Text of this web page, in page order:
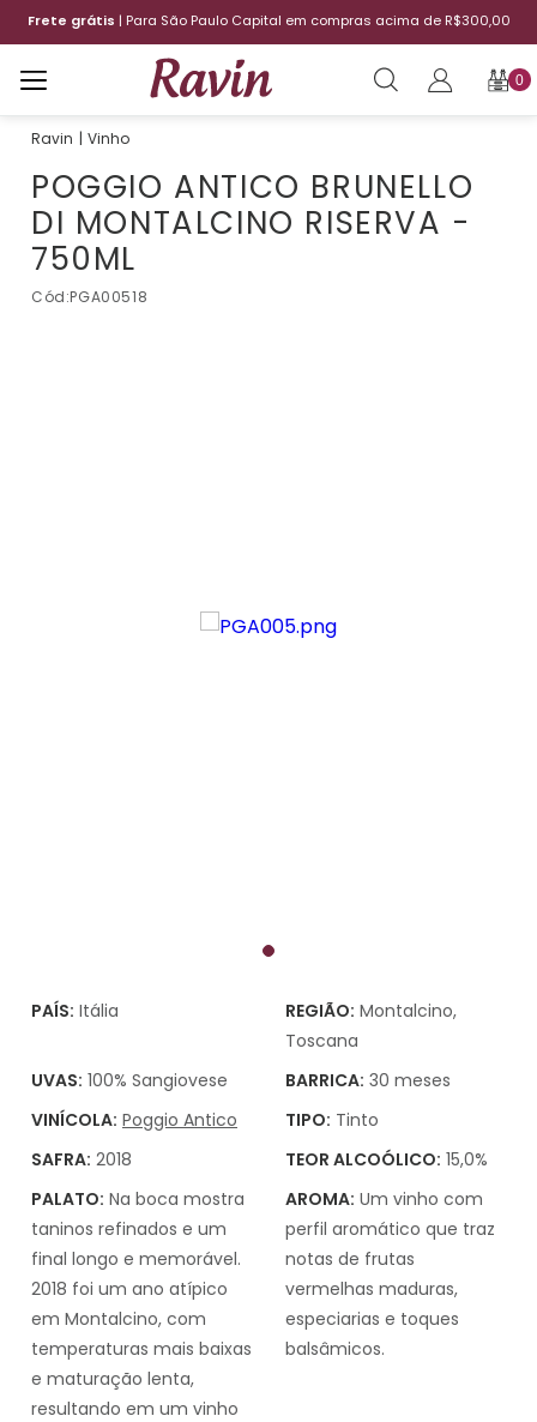
Frete grátis | Para São Paulo Capital em compras acima de R$300,00
0
Vinho
VINÍCOLA: Poggio Antico
PAÍS: Itália
SAFRA: 2018 TEOR ALCOÓLICO: 15,0%
BARRICA: 30 meses
AROMA: Um vinho com
perfil aromático que traz
notas de frutas
vermelhas maduras,
especiarias e toques
balsâmicos.
PALATO: Na boca mostra
taninos refinados e um
final longo e memorável.
2018 foi um ano atípico
em Montalcino, com
temperaturas mais baixas
e maturação lenta,
resultando em um vinho
UVAS: 100% Sangiovese
TIPO: Tinto
REGIÃO: Montalcino,
Toscana
POGGIO ANTICO BRUNELLO
DI MONTALCINO RISERVA -
750ML
Cód:PGA00518